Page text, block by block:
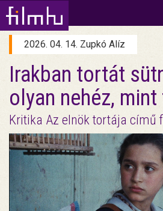
2026. 04. 14. Zupkó Alíz
Irakban tortát
olyan nehéz,
Kritika Az elnök tortája című